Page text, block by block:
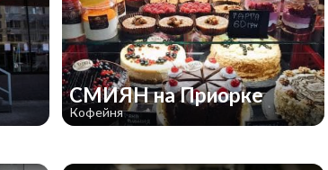
СМИЯН на Приорке
Кофейня